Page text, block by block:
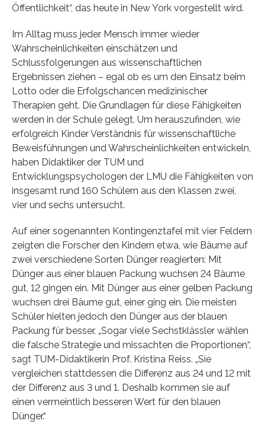
Öffentlichkeit“, das heute in New York vorgestellt wird.
Im Alltag muss jeder Mensch immer wieder
Wahrscheinlichkeiten einschätzen und
Schlussfolgerungen aus wissenschaftlichen
Ergebnissen ziehen – egal ob es um den Einsatz beim
Lotto oder die Erfolgschancen medizinischer
Therapien geht. Die Grundlagen für diese Fähigkeiten
werden in der Schule gelegt. Um herauszufinden, wie
erfolgreich Kinder Verständnis für wissenschaftliche
Beweisführungen und Wahrscheinlichkeiten entwickeln,
haben Didaktiker der TUM und
Entwicklungspsychologen der LMU die Fähigkeiten von
insgesamt rund 160 Schülern aus den Klassen zwei,
vier und sechs untersucht.
Auf einer sogenannten Kontingenztafel mit vier Feldern
zeigten die Forscher den Kindern etwa, wie Bäume auf
zwei verschiedene Sorten Dünger reagierten: Mit
Dünger aus einer blauen Packung wuchsen 24 Bäume
gut, 12 gingen ein. Mit Dünger aus einer gelben Packung
wuchsen drei Bäume gut, einer ging ein. Die meisten
Schüler hielten jedoch den Dünger aus der blauen
Packung für besser. „Sogar viele Sechstklässler wählen
die falsche Strategie und missachten die Proportionen“,
sagt TUM-Didaktikerin Prof. Kristina Reiss. „Sie
vergleichen stattdessen die Differenz aus 24 und 12 mit
der Differenz aus 3 und 1. Deshalb kommen sie auf
einen vermeintlich besseren Wert für den blauen
Dünger.“